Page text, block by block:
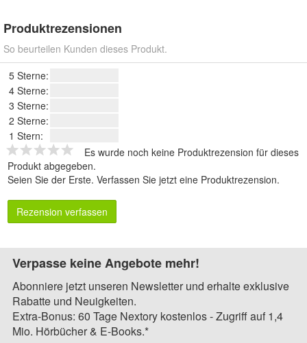
Produktrezensionen
So beurteilen Kunden dieses Produkt.
5 Sterne:
4 Sterne:
3 Sterne:
2 Sterne:
1 Stern:
Es wurde noch keine Produktrezension für dieses
Produkt abgegeben.
Seien Sie der Erste. Verfassen Sie jetzt eine Produktrezension.
Rezension verfassen
Verpasse keine Angebote mehr!
Abonniere jetzt unseren Newsletter und erhalte exklusive
Rabatte und Neuigkeiten.
Extra-Bonus: 60 Tage Nextory kostenlos - Zugriff auf 1,4
Mio. Hörbücher & E-Books.*